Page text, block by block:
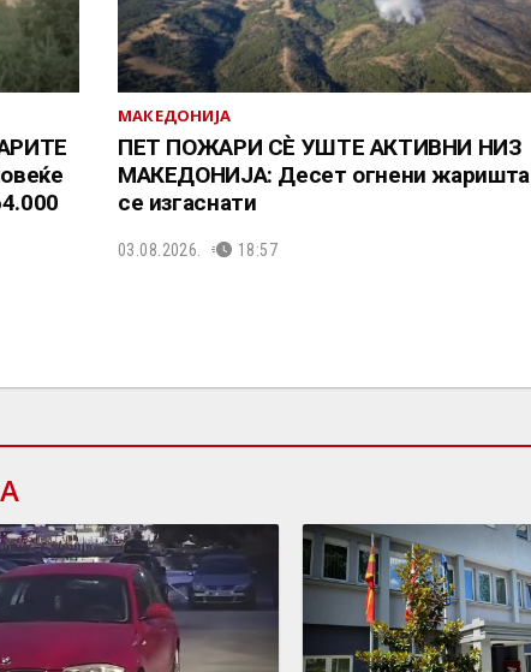
МАКЕДОНИЈА
ПЕТ ПОЖАРИ СÈ УШТЕ АКТИВНИ НИЗ
МАКЕДОНИЈА: Десет огнени жаришта
се изгаснати
03.08.2026. 18:57